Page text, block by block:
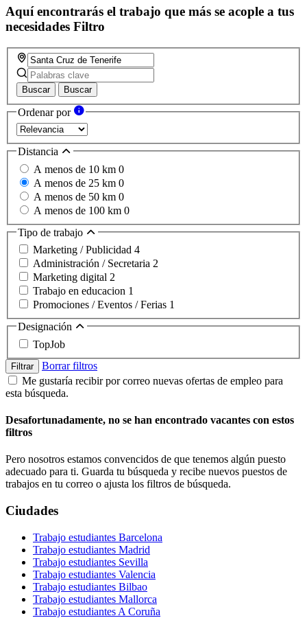
Aquí encontrarás el trabajo que más se acople a tus
necesidades Filtro
Buscar Buscar
Ordenar por
Distancia
A menos de 10 km 0
A menos de 25 km 0
A menos de 50 km 0
A menos de 100 km 0
Tipo de trabajo
Marketing / Publicidad 4
Administración / Secretaria 2
Marketing digital 2
Trabajo en educacion 1
Promociones / Eventos / Ferias 1
Designación
TopJob
Filtrar
Borrar filtros
Me gustaría recibir por correo nuevas ofertas de empleo para
esta búsqueda.
Desafortunadamente, no se han encontrado vacantes con estos
filtros
Pero nosotros estamos convencidos de que tenemos algún puesto
adecuado para ti. Guarda tu búsqueda y recibe nuevos puestos de
trabajos en tu correo o ajusta los filtros de búsqueda.
Ciudades
Trabajo estudiantes Barcelona
Trabajo estudiantes Madrid
Trabajo estudiantes Sevilla
Trabajo estudiantes Valencia
Trabajo estudiantes Bilbao
Trabajo estudiantes Mallorca
Trabajo estudiantes A Coruña